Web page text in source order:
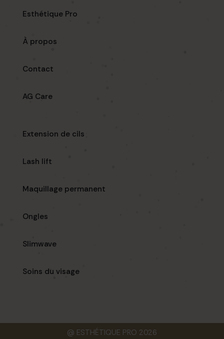
Esthétique Pro
À propos
Contact
AG Care
Extension de cils
Lash lift
Maquillage permanent
Ongles
Slimwave
Soins du visage
@ ESTHÉTIQUE PRO 2026